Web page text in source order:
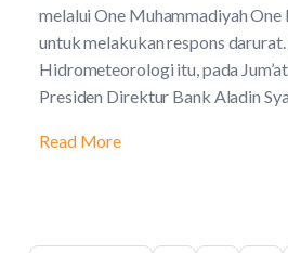
melalui One Muhammadiyah One
untuk melakukan respons
Hidrometeorologi itu, pada
Presiden Direktur Bank Aladin
Read More